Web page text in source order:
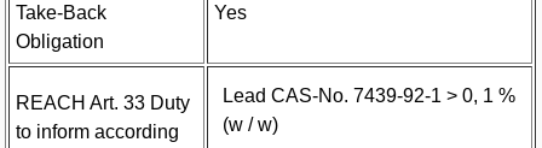
Take-Back
Obligation
Yes
REACH Art. 33 Duty
to inform according
Lead CAS-No. 7439-92-1 > 0, 1 %
(w / w)